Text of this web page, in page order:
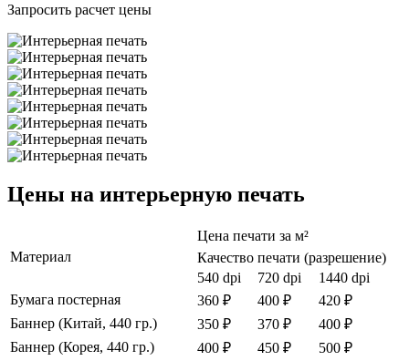
Запросить расчет цены
Цены на интерьерную печать
Материал
Цена печати за м²
Качество печати (разрешение)
540 dpi
720 dpi
1440 dpi
Бумага постерная
360 ₽ 400 ₽
420 ₽
Баннер (Китай, 440 гр.)
350 ₽ 370 ₽
400 ₽
Баннер (Корея, 440 гр.)
400 ₽ 450 ₽
500 ₽